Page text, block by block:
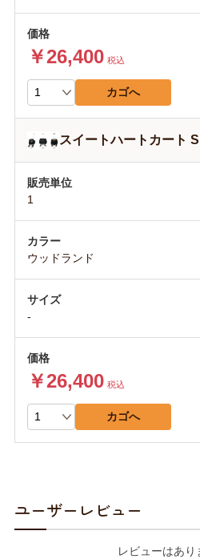
￥26,400 税込
カゴへ
スイートハートカート
1
ウッドランド
-
￥26,400 税込
カゴへ
ユーザーレビュー
レビューはあり